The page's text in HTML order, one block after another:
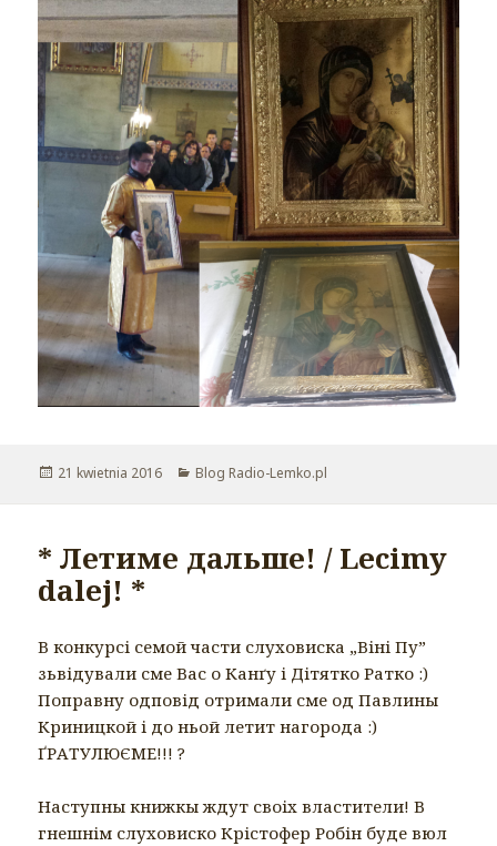
Opublikowano
21 kwietnia 2016 Kategorie
Blog Radio-Lemko.pl
* Летиме дальше! / Lecimy
dalej! *
В конкурсі семой части слуховиска „Віні Пу”
зьвідували сме Вас о Канґу і Дітятко Ратко :)
Поправну одповід отримали сме од Павлины
Криницкой і до ньой летит нагорода :)
ҐРАТУЛЮЄМЕ!!! ?
Наступны книжкы ждут своіх властители! В
гнешнім слуховиско Крістофер Робін буде вюл